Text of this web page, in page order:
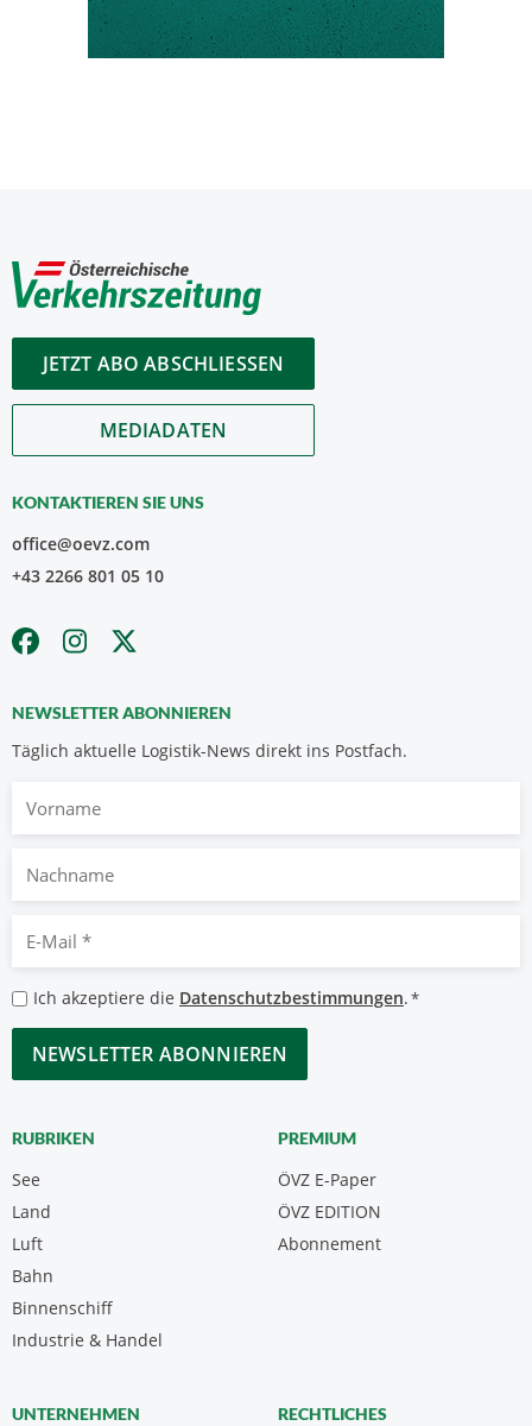
JETZT ABO ABSCHLIESSEN
MEDIADATEN
KONTAKTIEREN SIE UNS
office@oevz.com
+43 2266 801 05 10
NEWSLETTER ABONNIEREN
Täglich aktuelle Logistik-News direkt ins Postfach.
Nachname
Mail
*
Datenschutzbestimmungen
*
Ich akzeptiere die Datenschutzbestimmungen.*
CAPTCHA
RUBRIKEN
See
Land
Luft
Bahn
Binnenschiff
Industrie & Handel
PREMIUM
ÖVZ E-Paper
Abonnement
ÖVZ EDITION
UNTERNEHMEN RECHTLICHES